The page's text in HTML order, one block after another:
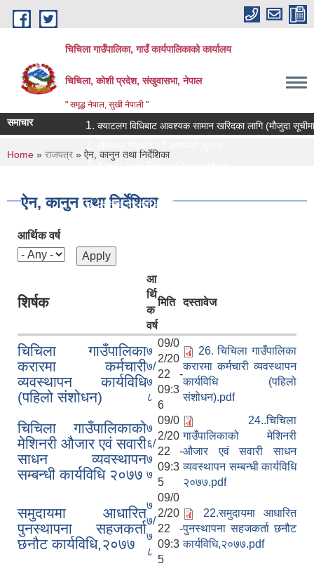
Skip to main content
चिचिला गाउँपालिका, गाउँ कार्यपालिकाको कार्यालय
चिचिला, कोशी प्रदेश, संखुवासभा, नेपाल
" समृद्ध नेपाल, सुखी नेपाली "
समाचार
क्याटलग विधिबाट आवश्यक सामान खरिदका लागि (मौजुदा सूचीमा
प्रस्ताव पेश गर्ने सम्बन्धि सुचना ।।
You are here
Home » राजपत्र » ऐन, कानुन तथा निर्देशिका
ऐन, कानुन तथा निर्देशिका
आर्थिक वर्ष
शिर्षक
आ
र्थि
क
वर्ष
मिति दस्तावेज
चिचिला गाउँपालिका
करारमा कर्मचारी
व्यवस्थापन कार्यविधि
(पहिलो संशोधन)
७
७/
७
८
09/0
2/20
22 -
09:3
6
26. चिचिला गाउँपालिका
करारमा कर्मचारी व्यवस्थापन
कार्यविधि (पहिलो
संशोधन).pdf
चिचिला गाउँपालिकाको
मेशिनरी औजार एवं सवारी
साधन व्यवस्थापन
सम्बन्धी कार्यविधि २०७७
७
६/
७
७
09/0
2/20
22 -
09:3
5
24..चिचिला
गाउँपालिकाको मेशिनरी
औजार एवं सवारी साधन
व्यवस्थापन सम्बन्धी कार्यविधि
२०७७.pdf
समुदायमा आधारित
पुनस्थापना सहजकर्ता
छनौट कार्यविधि,२०७७
७
७/
७
८
09/0
2/20
22 -
09:3
5
22.समुदायमा आधारित
पुनस्थापना सहजकर्ता छनौट
कार्यविधि,२०७७.pdf